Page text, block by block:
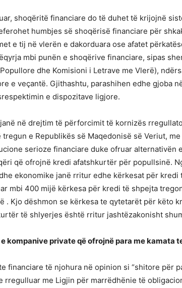
shoqëritë financiare do të duhet të krijojnë
humbjes së shoqërisë financiare për
e tij në vlerën e dakorduara ose afatet
mbi punën e shoqërive financiare, sipas
dhe Komisioni i Letrave me Vlerë),
e veçantë. Gjithashtu, parashihen edhe gjoba
e dispozitave ligjore.
në drejtim të përforcimit të kornizës
e Republikës së Maqedonisë së Veriut,
serioze financiare duke ofruar alternativën
që ofrojnë kredi afatshkurtër për popullsinë.
ekonomike janë rritur edhe kërkesat për kredi
mbi 400 mijë kërkesa për kredi të shpejta
. Kjo dëshmon se kërkesa te qytetarët për këto
të shlyerjes është rritur jashtëzakonisht
e kompanive private që ofrojnë para me kamata
financiare të njohura në opinion si “shitore për
rregulluar me Ligjin për marrëdhënie të